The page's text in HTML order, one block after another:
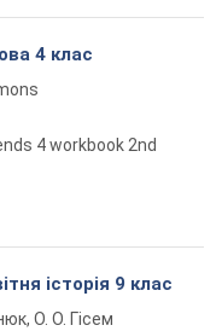
4 клас
4 workbook 2nd
історія 9 клас
О. О. Гісем